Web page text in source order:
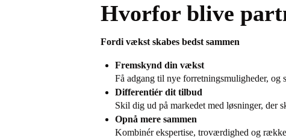
Hvorfor blive
Fordi vækst skabes bedst sammen
Fremskynd din vækst
Få adgang til nye forretningsmuligheder, og
Differentiér dit tilbud
Skil dig ud på markedet med løsninger, der
Opnå mere sammen
Kombinér ekspertise, troværdighed og